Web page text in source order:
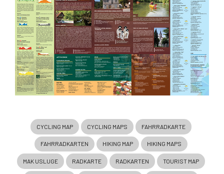
CYCLING MAP CYCLING MAPS FAHRRADKARTE
FAHRRADKARTEN HIKING MAP HIKING MAPS
MAK USLUGE RADKARTE RADKARTEN TOURIST MAP